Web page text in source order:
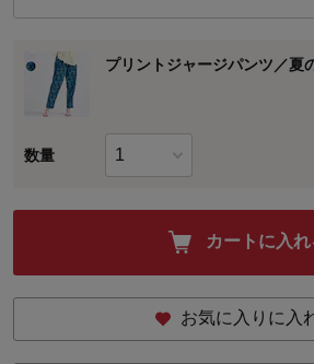
プリントジャージパンツ／夏
数量
カートに入れ
お気に入りに入